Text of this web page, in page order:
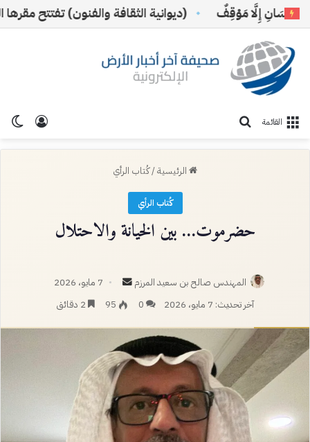
إِلَّا مَوْقِفٌ (ديوانية الثقافة والفنون) تفتتح مقرها
تسجيل القائمة
الرئيسية/كُتاب الرأي
كُتاب الرأي
حضرموت… بين الخيانة والاحتلال
المهندس صالح بن سعيد المرزم
أرسل
بريدا
7 مايو، 2026
آخر تحديث: 7 مايو، 2026
0
95